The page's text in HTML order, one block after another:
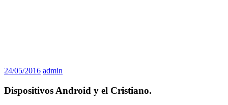
24/05/2016 admin
Dispositivos Android y el Cristiano.